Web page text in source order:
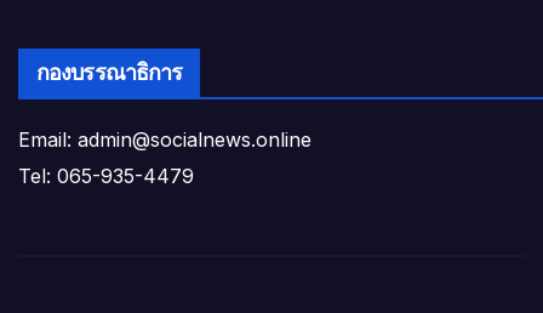
กองบรรณาธิการ
Email: admin@socialnews.online
Tel: 065-935-4479